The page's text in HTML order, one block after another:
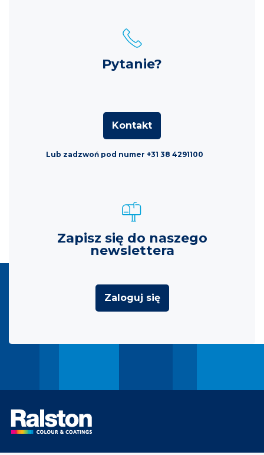
Pytanie?
Kontakt
Lub zadzwoń pod numer +31 38 4291100
Zapisz się do naszego
newslettera
Zaloguj się